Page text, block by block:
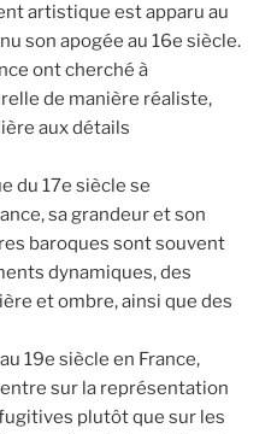
artistique est apparu au
son apogée au 16e siècle.
ont cherché à
de manière réaliste,
aux détails
du 17e siècle se
sa grandeur et son
baroques sont souvent
dynamiques, des
et ombre, ainsi que des
19e siècle en France,
sur la représentation
plutôt que sur les